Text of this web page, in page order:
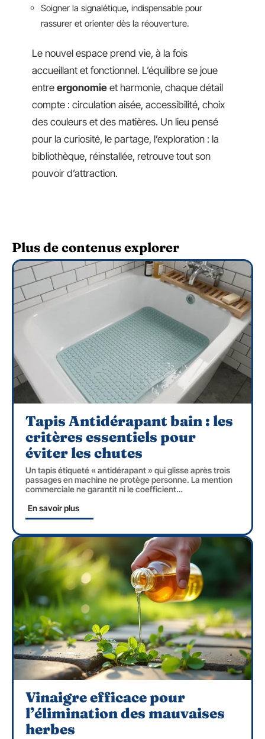
Soigner la signalétique, indispensable pour
rassurer et orienter dès la réouverture.
Le nouvel espace prend vie, à la fois
accueillant et fonctionnel. L’équilibre se joue
entre ergonomie et harmonie, chaque détail
compte : circulation aisée, accessibilité, choix
des couleurs et des matières. Un lieu pensé
pour la curiosité, le partage, l’exploration : la
bibliothèque, réinstallée, retrouve tout son
pouvoir d’attraction.
Plus de contenus explorer
Tapis Antidérapant bain : les
critères essentiels pour
éviter les chutes
Un tapis étiqueté « antidérapant » qui glisse après trois
passages en machine ne protège personne. La mention
commerciale ne garantit ni le coefficient…
En savoir plus
Vinaigre efficace pour
l’élimination des mauvaises
herbes